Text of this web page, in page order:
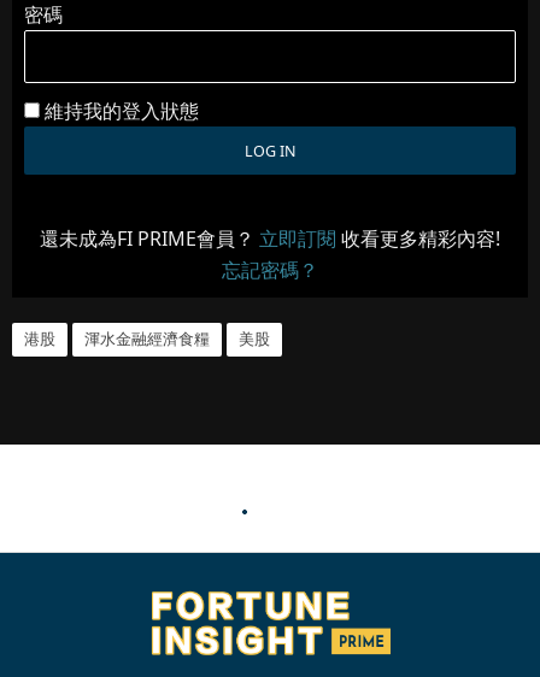
密碼
維持我的登入狀態
還未成為FI PRIME會員？ 立即訂閱 收看更多精彩內容!
忘記密碼？
港股 渾水金融經濟食糧 美股